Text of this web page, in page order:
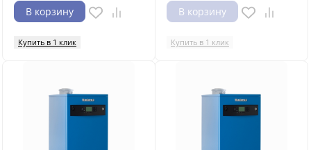
В корзину
Купить в 1 клик
В корзину
Купить в 1 клик